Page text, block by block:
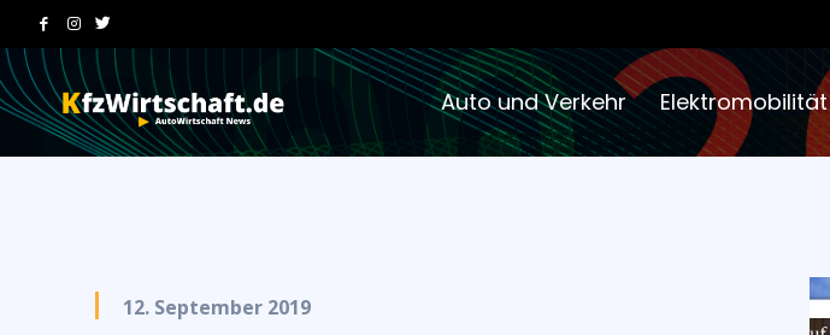
Auto und Verkehr Elektromobilität
12. September 2019